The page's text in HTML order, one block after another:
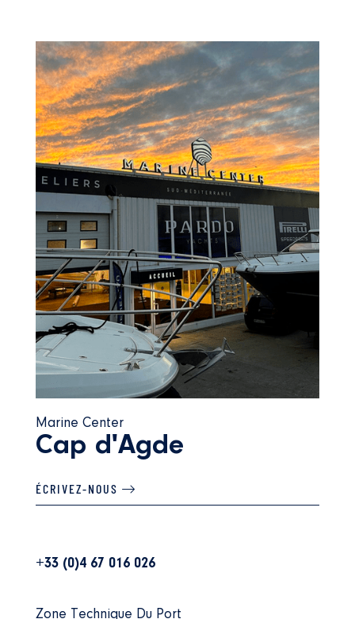
Marine Center
Cap d'Agde
ÉCRIVEZ-NOUS
+33 (0)4 67 016 026
Zone Technique Du Port